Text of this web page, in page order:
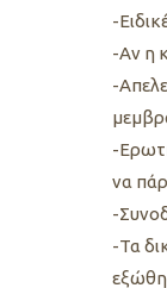
-
-Αν η
-
-
να
-
-Τα